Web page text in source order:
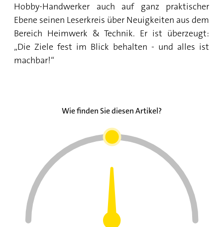
Hobby-Handwerker auch auf ganz praktischer
Ebene seinen Leserkreis über Neuigkeiten aus dem
Bereich Heimwerk & Technik. Er ist überzeugt:
„Die Ziele fest im Blick behalten - und alles ist
machbar!“
Wie finden Sie diesen Artikel?